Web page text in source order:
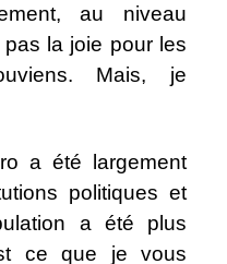
au niveau
la joie pour les
Mais, je
a été largement
politiques et
a été plus
ce que je vous